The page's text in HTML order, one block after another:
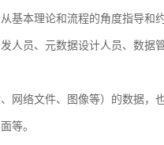
基本理论和流程的角度指导和
员、元数据设计人员、数据
网络文件、图像等）的数据，
等。